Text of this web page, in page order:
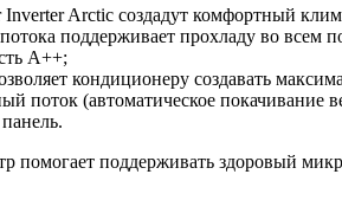
Arctic создадут комфортный
поддерживает прохладу во всем
А++;
кондиционеру создавать
поток (автоматическое покачивание
помогает поддерживать здоровый